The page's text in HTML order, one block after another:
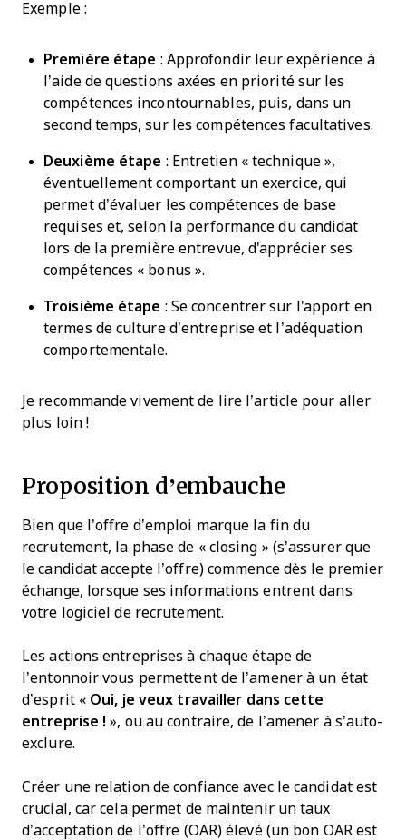
Exemple :
Première étape : Approfondir leur expérience à
l’aide de questions axées en priorité sur les
compétences incontournables, puis, dans un
second temps, sur les compétences facultatives.
Deuxième étape : Entretien « technique »,
éventuellement comportant un exercice, qui
permet d’évaluer les compétences de base
requises et, selon la performance du candidat
lors de la première entrevue, d'apprécier ses
compétences « bonus ».
Troisième étape : Se concentrer sur l'apport en
termes de culture d’entreprise et l’adéquation
comportementale.
Je recommande vivement de lire l’article pour aller
plus loin !
Proposition d’embauche
Bien que l’offre d’emploi marque la fin du
recrutement, la phase de « closing » (s’assurer que
le candidat accepte l’offre) commence dès le premier
échange, lorsque ses informations entrent dans
votre logiciel de recrutement.
Les actions entreprises à chaque étape de
l’entonnoir vous permettent de l’amener à un état
d’esprit « Oui, je veux travailler dans cette
entreprise ! », ou au contraire, de l’amener à s’auto-
exclure.
Créer une relation de confiance avec le candidat est
crucial, car cela permet de maintenir un taux
d’acceptation de l’offre (OAR) élevé (un bon OAR est